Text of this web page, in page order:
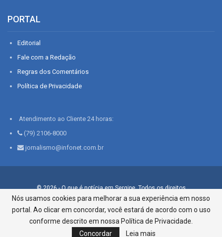
PORTAL
Editorial
Fale com a Redação
Regras dos Comentários
Política de Privacidade
Atendimento ao Cliente 24 horas:
(79) 2106-8000
jornalismo@infonet.com.br
© 2026 - O que é notícia em Sergipe. Todos os direitos
reservados.
Infonet - Rua Monsenhor Silveira 276, Bairro São José |
Aracaju-SE, CEP 49015-030, Fone: 79.2106.8000 - CI Centro de
Informações LTDA
Nós usamos cookies para melhorar a sua experiência em nosso
portal. Ao clicar em concordar, você estará de acordo com o uso
conforme descrito em nossa Política de Privacidade.
Concordar
Leia mais